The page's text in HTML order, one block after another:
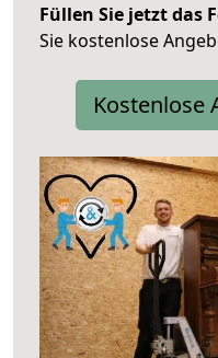
Füllen Sie jetzt das
Sie kostenlose
Kostenlose